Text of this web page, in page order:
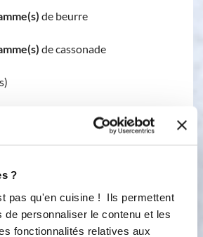
?
pas qu'en cuisine ! Ils permettent
de personnaliser le contenu et les
fonctionnalités relatives aux
de beurre
de cassonade
de chocolat noir
levure chimique